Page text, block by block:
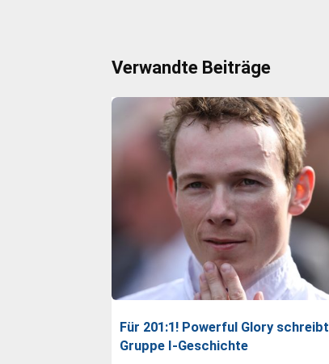
Verwandte Beiträge
Für 201:1! Powerful Glory schreibt
Gruppe I-Geschichte